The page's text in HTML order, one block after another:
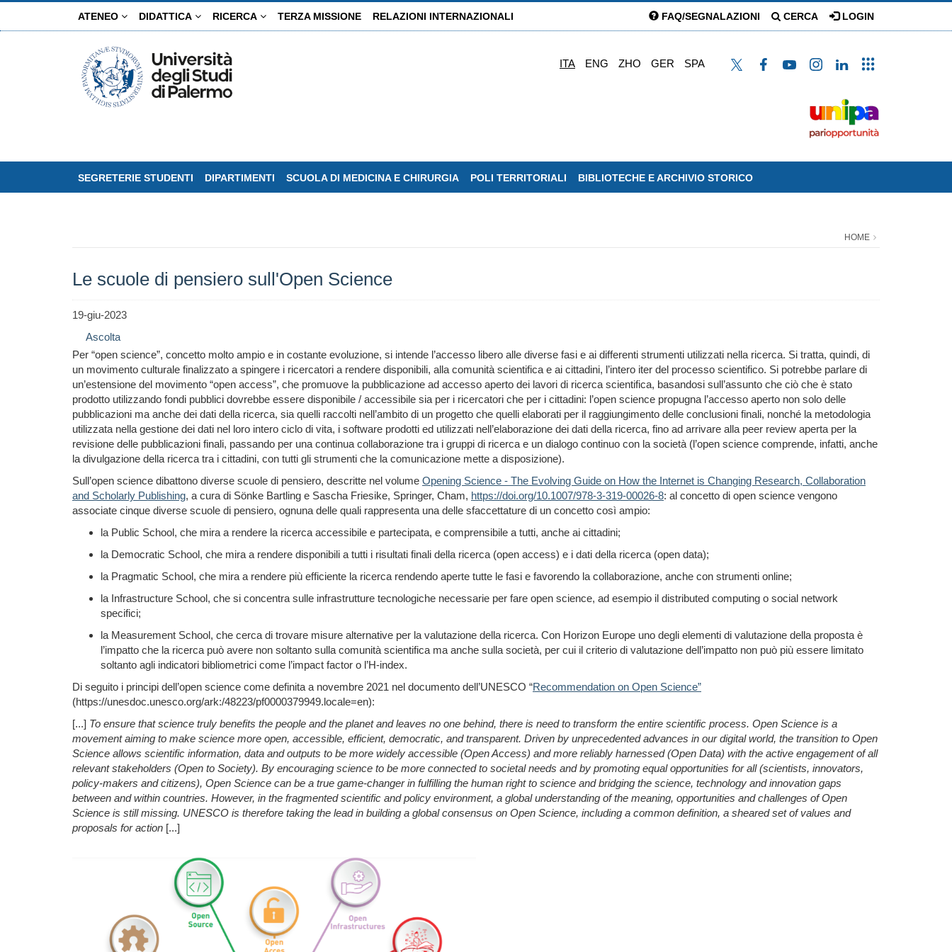
ATENEO DIDATTICA RICERCA TERZA MISSIONE RELAZIONI INTERNAZIONALI FAQ/SEGNALAZIONI CERCA LOGIN
ITA ENG ZHO GER SPA
SEGRETERIE STUDENTI DIPARTIMENTI SCUOLA DI MEDICINA E CHIRURGIA POLI TERRITORIALI BIBLIOTECHE E ARCHIVIO STORICO
HOME
Le scuole di pensiero sull'Open Science
19-giu-2023
Ascolta
Per “open science”, concetto molto ampio e in costante evoluzione, si intende l’accesso libero alle diverse fasi e ai differenti strumenti utilizzati nella ricerca. Si tratta, quindi, di
un movimento culturale finalizzato a spingere i ricercatori a rendere disponibili, alla comunità scientifica e ai cittadini, l’intero iter del processo scientifico. Si potrebbe parlare di
un’estensione del movimento “open access”, che promuove la pubblicazione ad accesso aperto dei lavori di ricerca scientifica, basandosi sull’assunto che ciò che è stato
prodotto utilizzando fondi pubblici dovrebbe essere disponibile / accessibile sia per i ricercatori che per i cittadini: l’open science propugna l’accesso aperto non solo delle
pubblicazioni ma anche dei dati della ricerca, sia quelli raccolti nell’ambito di un progetto che quelli elaborati per il raggiungimento delle conclusioni finali, nonché la metodologia
utilizzata nella gestione dei dati nel loro intero ciclo di vita, i software prodotti ed utilizzati nell’elaborazione dei dati della ricerca, fino ad arrivare alla peer review aperta per la
revisione delle pubblicazioni finali, passando per una continua collaborazione tra i gruppi di ricerca e un dialogo continuo con la società (l’open science comprende, infatti, anche
la divulgazione della ricerca tra i cittadini, con tutti gli strumenti che la comunicazione mette a disposizione).
Sull’open science dibattono diverse scuole di pensiero, descritte nel volume Opening Science - The Evolving Guide on How the Internet is Changing Research, Collaboration
and Scholarly Publishing, a cura di Sönke Bartling e Sascha Friesike, Springer, Cham, https://doi.org/10.1007/978-3-319-00026-8: al concetto di open science vengono
associate cinque diverse scuole di pensiero, ognuna delle quali rappresenta una delle sfaccettature di un concetto così ampio:
la Public School, che mira a rendere la ricerca accessibile e partecipata, e comprensibile a tutti, anche ai cittadini;
la Democratic School, che mira a rendere disponibili a tutti i risultati finali della ricerca (open access) e i dati della ricerca (open data);
la Pragmatic School, che mira a rendere più efficiente la ricerca rendendo aperte tutte le fasi e favorendo la collaborazione, anche con strumenti online;
la Infrastructure School, che si concentra sulle infrastrutture tecnologiche necessarie per fare open science, ad esempio il distributed computing o social network
specifici;
la Measurement School, che cerca di trovare misure alternative per la valutazione della ricerca. Con Horizon Europe uno degli elementi di valutazione della proposta è
l’impatto che la ricerca può avere non soltanto sulla comunità scientifica ma anche sulla società, per cui il criterio di valutazione dell’impatto non può più essere limitato
soltanto agli indicatori bibliometrici come l’impact factor o l’H-index.
Di seguito i principi dell’open science come definita a novembre 2021 nel documento dell’UNESCO “Recommendation on Open Science”
(https://unesdoc.unesco.org/ark:/48223/pf0000379949.locale=en):
[...] To ensure that science truly benefits the people and the planet and leaves no one behind, there is need to transform the entire scientific process. Open Science is a
movement aiming to make science more open, accessible, efficient, democratic, and transparent. Driven by unprecedented advances in our digital world, the transition to Open
Science allows scientific information, data and outputs to be more widely accessible (Open Access) and more reliably harnessed (Open Data) with the active engagement of all
relevant stakeholders (Open to Society). By encouraging science to be more connected to societal needs and by promoting equal opportunities for all (scientists, innovators,
policy-makers and citizens), Open Science can be a true game-changer in fulfilling the human right to science and bridging the science, technology and innovation gaps
between and within countries. However, in the fragmented scientific and policy environment, a global understanding of the meaning, opportunities and challenges of Open
Science is still missing. UNESCO is therefore taking the lead in building a global consensus on Open Science, including a common definition, a sheared set of values and
proposals for action [...]